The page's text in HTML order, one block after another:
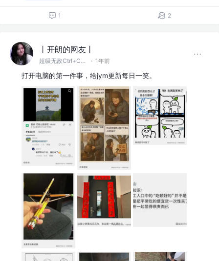
1 2
丨开朗的网友丨
超级无敌Ctrl+C~V~Z大王 · 1年前
打开电脑的第一件事，给jym更新每日一笑。